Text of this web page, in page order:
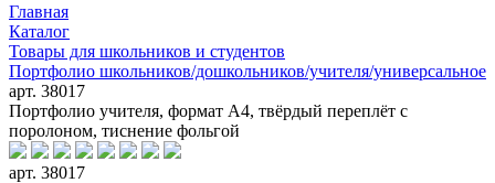
Главная
Каталог
Товары для школьников и студентов
Портфолио школьников/дошкольников/учителя/универсальное
арт. 38017
Портфолио учителя, формат А4, твёрдый переплёт с
поролоном, тиснение фольгой
арт. 38017